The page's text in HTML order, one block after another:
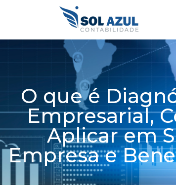
conteúdo
O que é
Empresarial,
Aplicar em
Empresa e